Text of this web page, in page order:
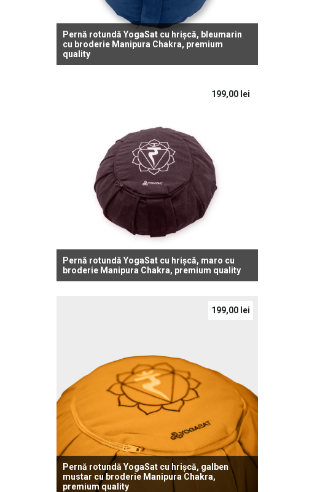
Pernă rotundă YogaSat cu hrișcă, bleumarin
cu broderie Manipura Chakra, premium
quality
Pernă rotundă YogaSat cu hrișcă, maro cu
broderie Manipura Chakra, premium quality
199,00 lei
Pernă rotundă YogaSat cu hrișcă, galben
mustar cu broderie Manipura Chakra,
premium quality
199,00 lei